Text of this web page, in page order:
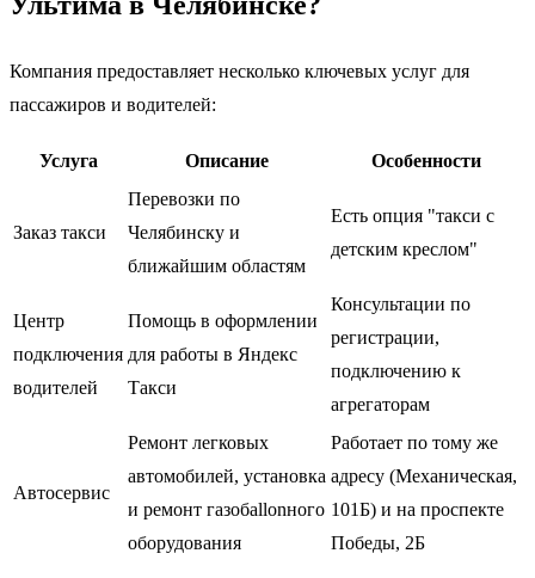
Компания предоставляет несколько ключевых услуг для
пассажиров и водителей:
Услуга Описание Особенности
Заказ такси
Перевозки по
Челябинску и
ближайшим областям
Есть опция "такси с
детским креслом"
Центр
подключения
водителей
Помощь в оформлении
для работы в Яндекс
Такси
Консультации по
регистрации,
подключению к
агрегаторам
Автосервис
Ремонт легковых
автомобилей, установка
и ремонт газобallonного
оборудования
Работает по тому же
адресу (Механическая,
101Б) и на проспекте
Победы, 2Б